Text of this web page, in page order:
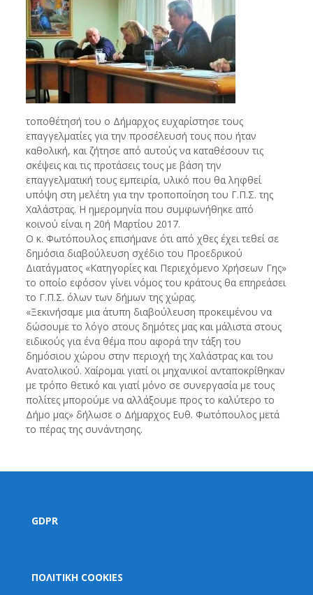
τοποθέτησή του ο Δήμαρχος ευχαρίστησε τους
επαγγελματίες για την προσέλευσή τους που ήταν
καθολική, και ζήτησε από αυτούς να καταθέσουν τις
σκέψεις και τις προτάσεις τους με βάση την
επαγγελματική τους εμπειρία, υλικό που θα ληφθεί
υπόψη στη μελέτη για την τροποποίηση του Γ.Π.Σ. της
Χαλάστρας. Η ημερομηνία που συμφωνήθηκε από
κοινού είναι η 20ή Μαρτίου 2017.
Ο κ. Φωτόπουλος επισήμανε ότι από χθες έχει τεθεί σε
δημόσια διαβούλευση σχέδιο του Προεδρικού
Διατάγματος «Κατηγορίες και Περιεχόμενο Χρήσεων Γης»
το οποίο εφόσον γίνει νόμος του κράτους θα επηρεάσει
το Γ.Π.Σ. όλων των δήμων της χώρας.
«Ξεκινήσαμε μια άτυπη διαβούλευση προκειμένου να
δώσουμε το λόγο στους δημότες μας και μάλιστα στους
ειδικούς για ένα θέμα που αφορά την τάξη του
δημόσιου χώρου στην περιοχή της Χαλάστρας και του
Ανατολικού. Χαίρομαι γιατί οι μηχανικοί ανταποκρίθηκαν
με τρόπο θετικό και γιατί μόνο σε συνεργασία με τους
πολίτες μπορούμε να αλλάξουμε προς το καλύτερο το
Δήμο μας» δήλωσε ο Δήμαρχος Ευθ. Φωτόπουλος μετά
το πέρας της συνάντησης.
GDPR
ΠΟΛΙΤΙΚΗ COOKIES